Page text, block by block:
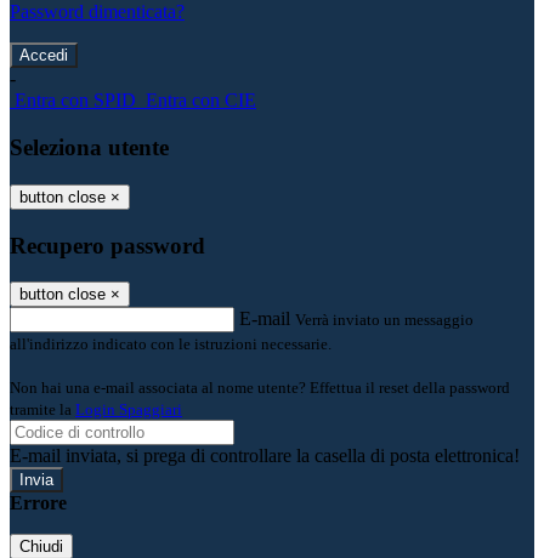
Password dimenticata?
-
Entra con SPID Entra con CIE
Seleziona utente
button close ×
Recupero password
button close ×
E-mail Verrà inviato un messaggio
all'indirizzo indicato con le istruzioni necessarie.
Non hai una e-mail associata al nome utente? Effettua il reset della password
tramite la Login Spaggiari
E-mail inviata, si prega di controllare la casella di posta elettronica!
Errore
Chiudi